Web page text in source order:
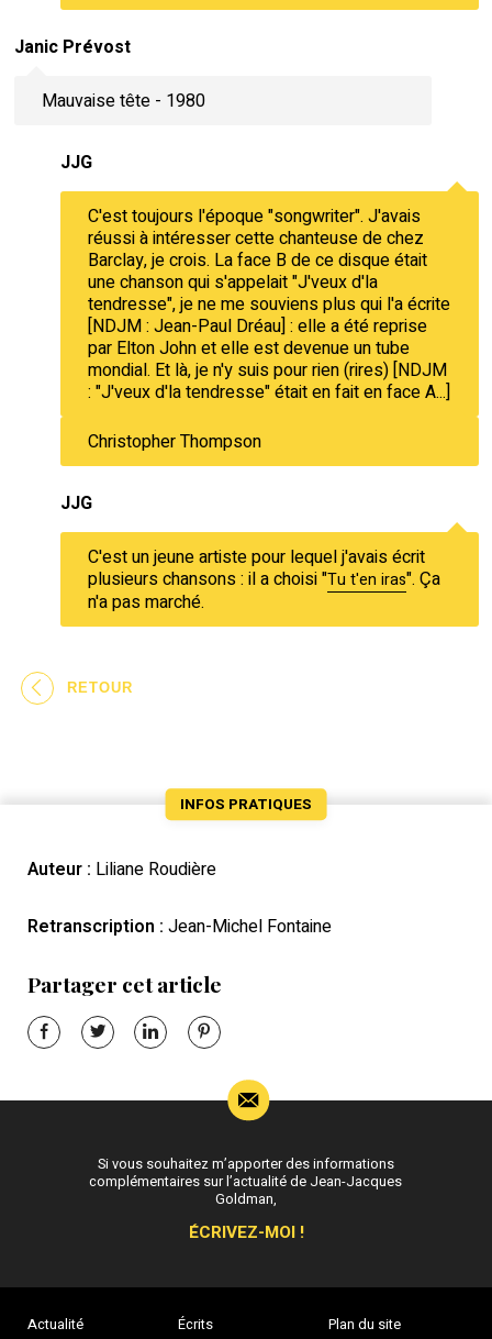
Janic Prévost
Mauvaise tête - 1980
JJG
C'est toujours l'époque "songwriter". J'avais
réussi à intéresser cette chanteuse de chez
Barclay, je crois. La face B de ce disque était
une chanson qui s'appelait "J'veux d'la
tendresse", je ne me souviens plus qui l'a écrite
[NDJM : Jean-Paul Dréau] : elle a été reprise
par Elton John et elle est devenue un tube
mondial. Et là, je n'y suis pour rien (rires) [NDJM
: "J'veux d'la tendresse" était en fait en face A...]
Christopher Thompson
JJG
C'est un jeune artiste pour lequel j'avais écrit
plusieurs chansons : il a choisi "Tu t'en iras". Ça
n'a pas marché.
RETOUR
INFOS PRATIQUES
Auteur : Liliane Roudière
Retranscription : Jean-Michel Fontaine
Partager cet article
Actualité Écrits Plan du site
Si vous souhaitez m’apporter des informations
complémentaires sur l’actualité de Jean-Jacques
Goldman,
ÉCRIVEZ-MOI !